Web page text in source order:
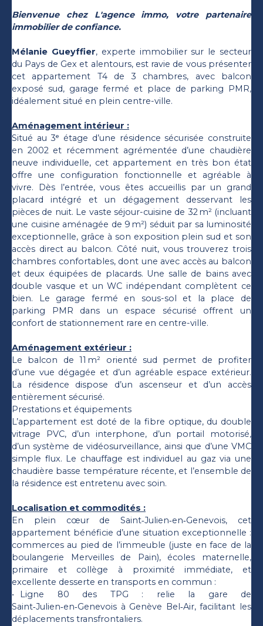
Bienvenue chez L'agence immo, votre partenaire
immobilier de confiance.
Mélanie Gueyffier, experte immobilier sur le secteur
du Pays de Gex et alentours, est ravie de vous présenter
cet appartement T4 de 3 chambres, avec balcon
exposé sud, garage fermé et place de parking PMR,
idéalement situé en plein centre-ville.
Aménagement intérieur :
Situé au 3ᵉ étage d’une résidence sécurisée construite
en 2002 et récemment agrémentée d’une chaudière
neuve individuelle, cet appartement en très bon état
offre une configuration fonctionnelle et agréable à
vivre. Dès l’entrée, vous êtes accueillis par un grand
placard intégré et un dégagement desservant les
pièces de nuit. Le vaste séjour-cuisine de 32 m² (incluant
une cuisine aménagée de 9 m²) séduit par sa luminosité
exceptionnelle, grâce à son exposition plein sud et son
accès direct au balcon. Côté nuit, vous trouverez trois
chambres confortables, dont une avec accès au balcon
et deux équipées de placards. Une salle de bains avec
double vasque et un WC indépendant complètent ce
bien. Le garage fermé en sous-sol et la place de
parking PMR dans un espace sécurisé offrent un
confort de stationnement rare en centre-ville.
Aménagement extérieur :
Le balcon de 11 m² orienté sud permet de profiter
d’une vue dégagée et d’un agréable espace extérieur.
La résidence dispose d’un ascenseur et d’un accès
entièrement sécurisé.
Prestations et équipements
L’appartement est doté de la fibre optique, du double
vitrage PVC, d’un interphone, d’un portail motorisé,
d’un système de vidéosurveillance, ainsi que d’une VMC
simple flux. Le chauffage est individuel au gaz via une
chaudière basse température récente, et l’ensemble de
la résidence est entretenu avec soin.
Localisation et commodités :
En plein cœur de Saint‑Julien‑en‑Genevois, cet
appartement bénéficie d’une situation exceptionnelle :
commerces au pied de l’immeuble (juste en face de la
boulangerie Merveilles de Pain), écoles maternelle,
primaire et collège à proximité immédiate, et
excellente desserte en transports en commun :
Ligne 80 des TPG : relie la gare de
Saint‑Julien‑en‑Genevois à Genève Bel‑Air, facilitant les
déplacements transfrontaliers.